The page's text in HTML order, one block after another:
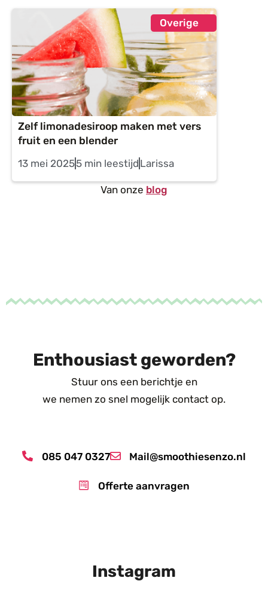
Overige
Zelf limonadesiroop maken met vers
fruit en een blender
13 mei 20255 min leestijd Larissa
Van onze blog
Enthousiast geworden?
Stuur ons een berichtje en
we nemen zo snel mogelijk contact op.
085 047 0327 Mail@smoothiesenzo.nl
Offerte aanvragen
Instagram